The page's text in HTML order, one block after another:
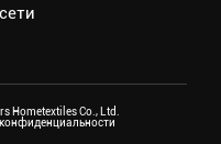
Hometextiles Co., Ltd.